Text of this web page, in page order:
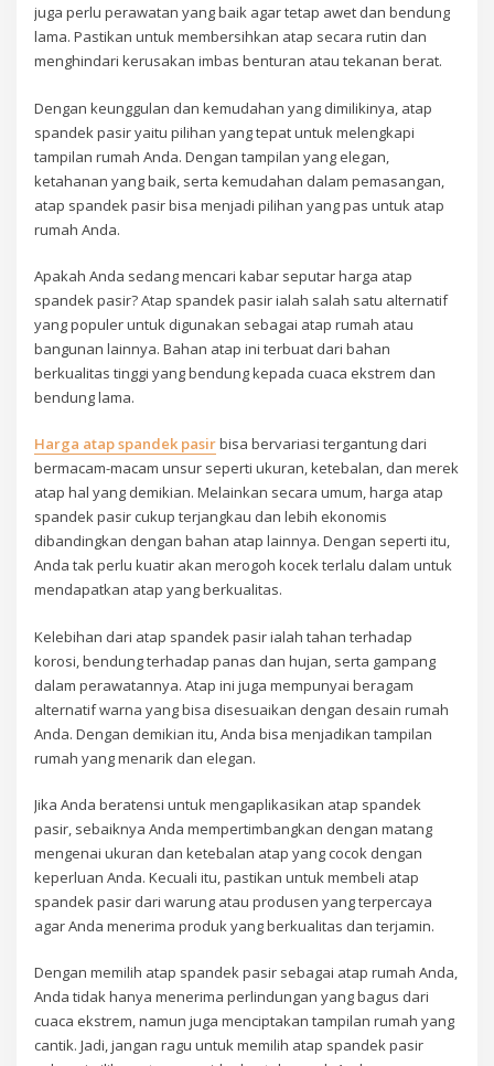
juga perlu perawatan yang baik agar tetap awet dan bendung
lama. Pastikan untuk membersihkan atap secara rutin dan
menghindari kerusakan imbas benturan atau tekanan berat.
Dengan keunggulan dan kemudahan yang dimilikinya, atap
spandek pasir yaitu pilihan yang tepat untuk melengkapi
tampilan rumah Anda. Dengan tampilan yang elegan,
ketahanan yang baik, serta kemudahan dalam pemasangan,
atap spandek pasir bisa menjadi pilihan yang pas untuk atap
rumah Anda.
Apakah Anda sedang mencari kabar seputar harga atap
spandek pasir? Atap spandek pasir ialah salah satu alternatif
yang populer untuk digunakan sebagai atap rumah atau
bangunan lainnya. Bahan atap ini terbuat dari bahan
berkualitas tinggi yang bendung kepada cuaca ekstrem dan
bendung lama.
Harga atap spandek pasirbisa bervariasi tergantung dari
bermacam-macam unsur seperti ukuran, ketebalan, dan merek
atap hal yang demikian. Melainkan secara umum, harga atap
spandek pasir cukup terjangkau dan lebih ekonomis
dibandingkan dengan bahan atap lainnya. Dengan seperti itu,
Anda tak perlu kuatir akan merogoh kocek terlalu dalam untuk
mendapatkan atap yang berkualitas.
Kelebihan dari atap spandek pasir ialah tahan terhadap
korosi, bendung terhadap panas dan hujan, serta gampang
dalam perawatannya. Atap ini juga mempunyai beragam
alternatif warna yang bisa disesuaikan dengan desain rumah
Anda. Dengan demikian itu, Anda bisa menjadikan tampilan
rumah yang menarik dan elegan.
Jika Anda beratensi untuk mengaplikasikan atap spandek
pasir, sebaiknya Anda mempertimbangkan dengan matang
mengenai ukuran dan ketebalan atap yang cocok dengan
keperluan Anda. Kecuali itu, pastikan untuk membeli atap
spandek pasir dari warung atau produsen yang terpercaya
agar Anda menerima produk yang berkualitas dan terjamin.
Dengan memilih atap spandek pasir sebagai atap rumah Anda,
Anda tidak hanya menerima perlindungan yang bagus dari
cuaca ekstrem, namun juga menciptakan tampilan rumah yang
cantik. Jadi, jangan ragu untuk memilih atap spandek pasir